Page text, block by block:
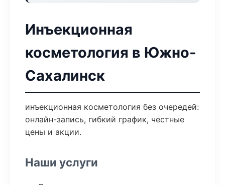
Инъекционная
косметология в Южно-
Сахалинск
инъекционная косметология без очередей:
онлайн-запись, гибкий график, честные
цены и акции.
Наши услуги